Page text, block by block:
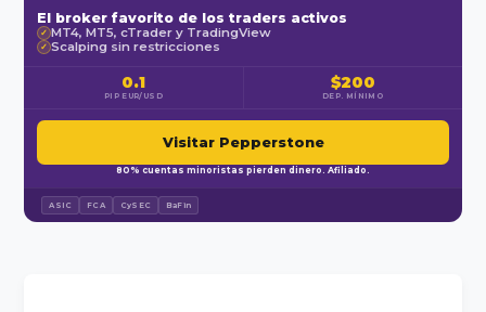
El broker favorito de los traders activos
✓ MT4, MT5, cTrader y TradingView
✓ Scalping sin restricciones
0.1
PIP EUR/USD
$200
DEP. MÍNIMO
Visitar Pepperstone
80% cuentas minoristas pierden dinero. Afiliado.
ASIC FCA CySEC BaFin